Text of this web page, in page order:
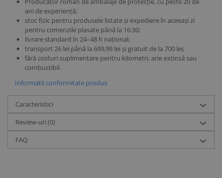
ani de experiență;
stoc fizic pentru produsele listate și expediere în aceeași zi
pentru comenzile plasate până la 16:30;
livrare standard în 24–48 h național;
transport 26 lei până la 699,99 lei și gratuit de la 700 lei;
fără costuri suplimentare pentru kilometri, arie extinsă sau
combustibil.
Informatii conformitate produs
Caracteristici
Review-uri (0)
FAQ